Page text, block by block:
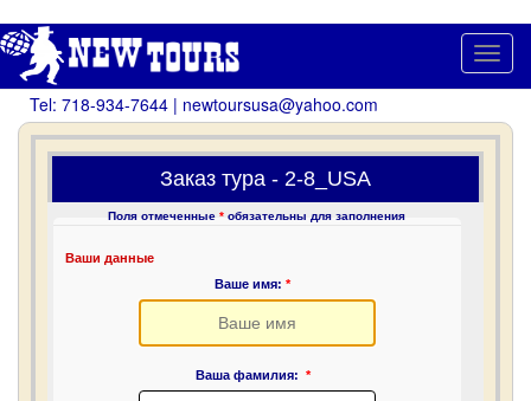
Tel: 718-934-7644 | newtoursusa@yahoo.com
Заказ тура - 2-8_USA
Поля отмеченные* обязательны для заполнения
Ваши данные
Ваше имя: *
Ваша фамилия: *